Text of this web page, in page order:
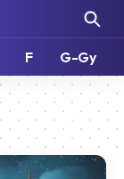
F G-Gy